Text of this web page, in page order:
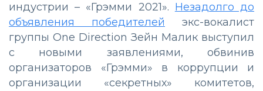
индустрии – «Грэмми 2021». Незадолго до
объявления победителей экс-вокалист
группы One Direction Зейн Малик выступил
с новыми заявлениями, обвинив
организаторов «Грэмми» в коррупции и
организации «секретных» комитетов,